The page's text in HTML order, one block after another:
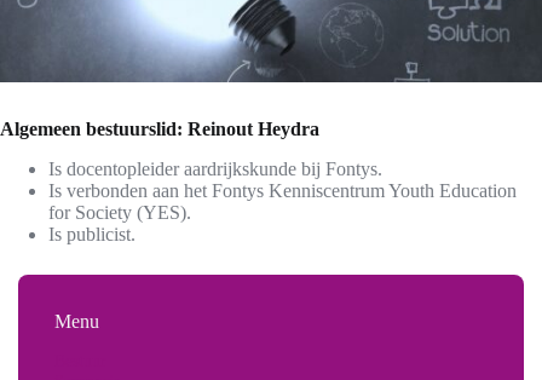
Algemeen bestuurslid: Reinout Heydra
Is docentopleider aardrijkskunde bij Fontys.
Is verbonden aan het Fontys Kenniscentrum Youth Education
for Society (YES).
Is publicist.
Menu